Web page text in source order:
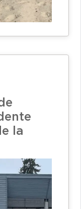
la